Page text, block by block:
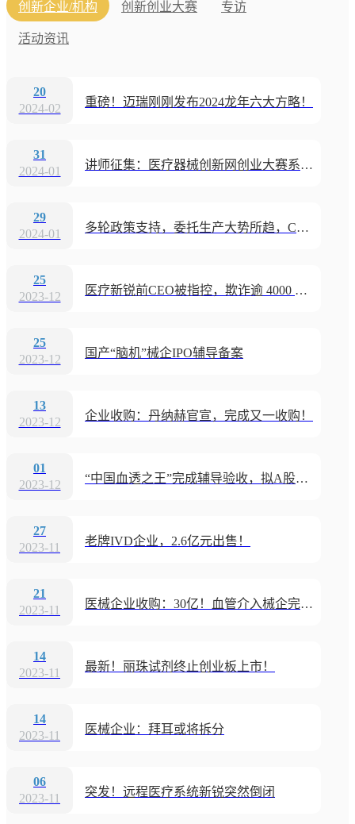
创新企业/机构 创新创业大赛 专访
活动资讯
20
2024-02
重磅！迈瑞刚刚发布2024龙年六大方略！
31
2024-01
讲师征集：医疗器械创新网创业大赛系列活动“优秀讲师”等您来！
29
2024-01
多轮政策支持，委托生产大势所趋，CDMO迎来全新发展机会
25
2023-12
医疗新锐前CEO被指控，欺诈逾 4000 万美元
25
2023-12
国产“脑机”械企IPO辅导备案
13
2023-12
企业收购：丹纳赫官宣，完成又一收购！
01
2023-12
“中国血透之王”完成辅导验收，拟A股上市
27
2023-11
老牌IVD企业，2.6亿元出售！
21
2023-11
医械企业收购：30亿！血管介入械企完成收购
14
2023-11
最新！丽珠试剂终止创业板上市！
14
2023-11
医械企业：拜耳或将拆分
06
2023-11
突发！远程医疗系统新锐突然倒闭